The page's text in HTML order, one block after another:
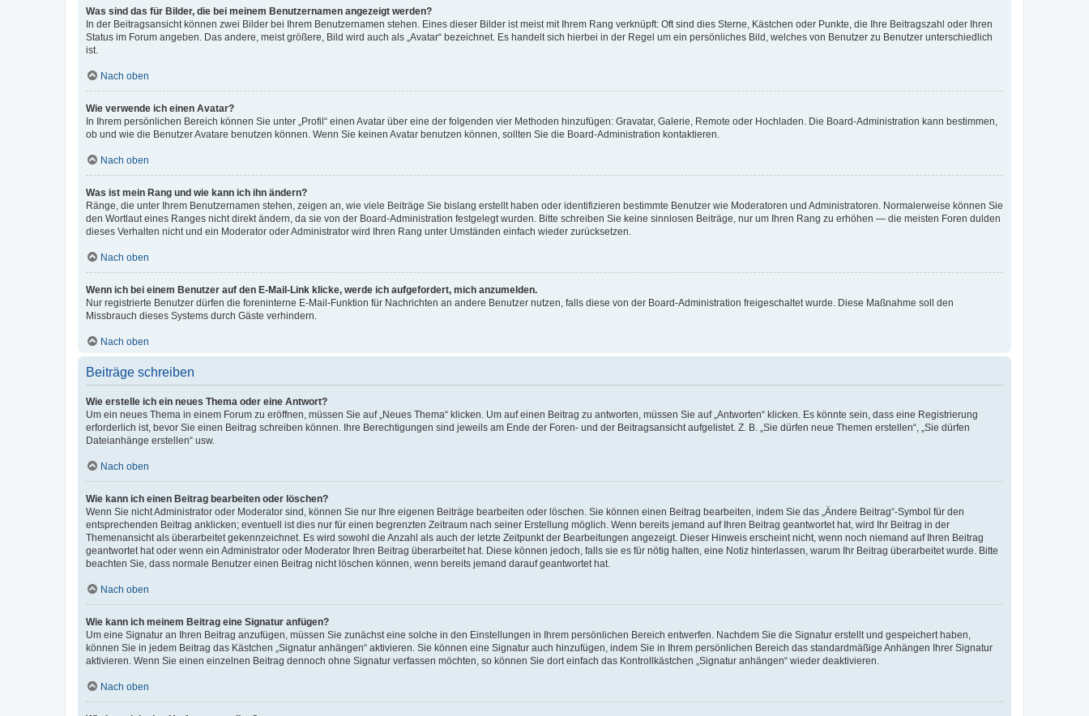
Was sind das für Bilder, die bei meinem Benutzernamen angezeigt werden?
In der Beitragsansicht können zwei Bilder bei Ihrem Benutzernamen stehen. Eines dieser Bilder ist meist mit Ihrem Rang verknüpft: Oft sind dies Sterne, Kästchen oder Punkte, die Ihre Beitragszahl oder Ihren
Status im Forum angeben. Das andere, meist größere, Bild wird auch als „Avatar“ bezeichnet. Es handelt sich hierbei in der Regel um ein persönliches Bild, welches von Benutzer zu Benutzer unterschiedlich
ist.
Nach oben
Wie verwende ich einen Avatar?
In Ihrem persönlichen Bereich können Sie unter „Profil“ einen Avatar über eine der folgenden vier Methoden hinzufügen: Gravatar, Galerie, Remote oder Hochladen. Die Board-Administration kann bestimmen,
ob und wie die Benutzer Avatare benutzen können. Wenn Sie keinen Avatar benutzen können, sollten Sie die Board-Administration kontaktieren.
Nach oben
Was ist mein Rang und wie kann ich ihn ändern?
Ränge, die unter Ihrem Benutzernamen stehen, zeigen an, wie viele Beiträge Sie bislang erstellt haben oder identifizieren bestimmte Benutzer wie Moderatoren und Administratoren. Normalerweise können Sie
den Wortlaut eines Ranges nicht direkt ändern, da sie von der Board-Administration festgelegt wurden. Bitte schreiben Sie keine sinnlosen Beiträge, nur um Ihren Rang zu erhöhen — die meisten Foren dulden
dieses Verhalten nicht und ein Moderator oder Administrator wird Ihren Rang unter Umständen einfach wieder zurücksetzen.
Nach oben
Wenn ich bei einem Benutzer auf den E-Mail-Link klicke, werde ich aufgefordert, mich anzumelden.
Nur registrierte Benutzer dürfen die foreninterne E-Mail-Funktion für Nachrichten an andere Benutzer nutzen, falls diese von der Board-Administration freigeschaltet wurde. Diese Maßnahme soll den
Missbrauch dieses Systems durch Gäste verhindern.
Nach oben
Beiträge schreiben
Wie erstelle ich ein neues Thema oder eine Antwort?
Um ein neues Thema in einem Forum zu eröffnen, müssen Sie auf „Neues Thema“ klicken. Um auf einen Beitrag zu antworten, müssen Sie auf „Antworten“ klicken. Es könnte sein, dass eine Registrierung
erforderlich ist, bevor Sie einen Beitrag schreiben können. Ihre Berechtigungen sind jeweils am Ende der Foren- und der Beitragsansicht aufgelistet. Z. B. „Sie dürfen neue Themen erstellen“, „Sie dürfen
Dateianhänge erstellen“ usw.
Nach oben
Wie kann ich einen Beitrag bearbeiten oder löschen?
Wenn Sie nicht Administrator oder Moderator sind, können Sie nur Ihre eigenen Beiträge bearbeiten oder löschen. Sie können einen Beitrag bearbeiten, indem Sie das „Ändere Beitrag“-Symbol für den
entsprechenden Beitrag anklicken; eventuell ist dies nur für einen begrenzten Zeitraum nach seiner Erstellung möglich. Wenn bereits jemand auf Ihren Beitrag geantwortet hat, wird Ihr Beitrag in der
Themenansicht als überarbeitet gekennzeichnet. Es wird sowohl die Anzahl als auch der letzte Zeitpunkt der Bearbeitungen angezeigt. Dieser Hinweis erscheint nicht, wenn noch niemand auf Ihren Beitrag
geantwortet hat oder wenn ein Administrator oder Moderator Ihren Beitrag überarbeitet hat. Diese können jedoch, falls sie es für nötig halten, eine Notiz hinterlassen, warum Ihr Beitrag überarbeitet wurde. Bitte
beachten Sie, dass normale Benutzer einen Beitrag nicht löschen können, wenn bereits jemand darauf geantwortet hat.
Nach oben
Wie kann ich meinem Beitrag eine Signatur anfügen?
Um eine Signatur an Ihren Beitrag anzufügen, müssen Sie zunächst eine solche in den Einstellungen in Ihrem persönlichen Bereich entwerfen. Nachdem Sie die Signatur erstellt und gespeichert haben,
können Sie in jedem Beitrag das Kästchen „Signatur anhängen“ aktivieren. Sie können eine Signatur auch hinzufügen, indem Sie in Ihrem persönlichen Bereich das standardmäßige Anhängen Ihrer Signatur
aktivieren. Wenn Sie einen einzelnen Beitrag dennoch ohne Signatur verfassen möchten, so können Sie dort einfach das Kontrollkästchen „Signatur anhängen“ wieder deaktivieren.
Nach oben